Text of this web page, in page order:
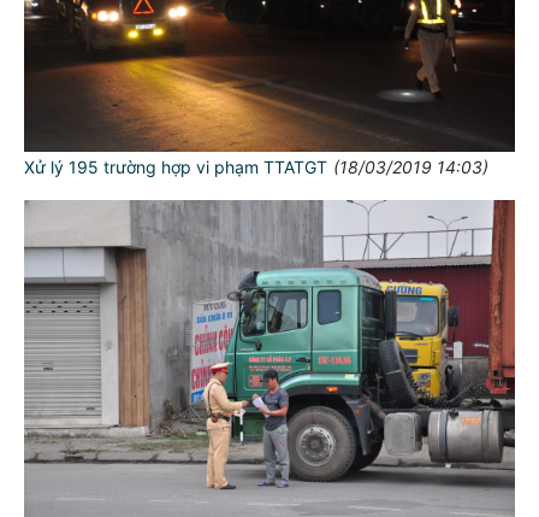
Xử lý 195 trường hợp vi phạm TTATGT (18/03/2019 14:03)